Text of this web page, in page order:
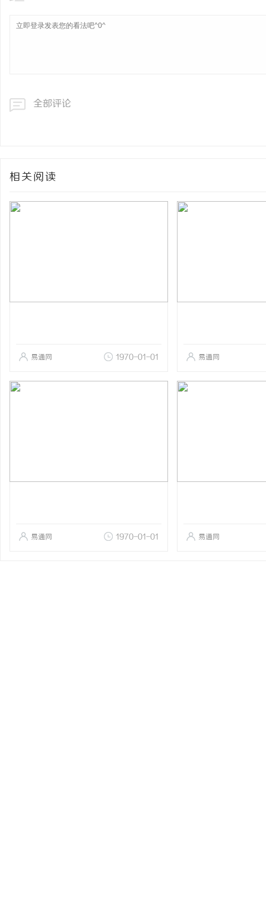
全部评论
相关阅读
易通网 1970-01-01 易通网
易通网 1970-01-01 易通网